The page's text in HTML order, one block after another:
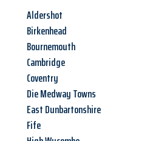
Aldershot
Birkenhead
Bournemouth
Cambridge
Coventry
Die Medway Towns
East Dunbartonshire
Fife